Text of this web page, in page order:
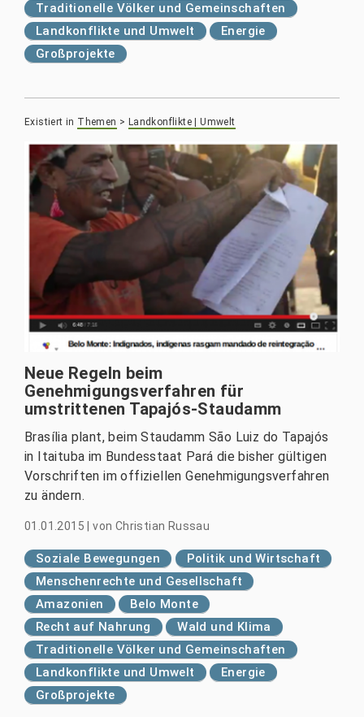
Traditionelle Völker und Gemeinschaften
Landkonflikte und Umwelt
Energie
Großprojekte
Existiert in Themen > Landkonflikte | Umwelt
Neue Regeln beim
Genehmigungsverfahren für
umstrittenen Tapajós-Staudamm
Brasília plant, beim Staudamm São Luiz do Tapajós
in Itaituba im Bundesstaat Pará die bisher gültigen
Vorschriften im offiziellen Genehmigungsverfahren
zu ändern.
01.01.2015 |von Christian Russau
Soziale Bewegungen
Politik und Wirtschaft
Menschenrechte und Gesellschaft
Amazonien
Belo Monte
Recht auf Nahrung
Wald und Klima
Traditionelle Völker und Gemeinschaften
Landkonflikte und Umwelt
Energie
Großprojekte